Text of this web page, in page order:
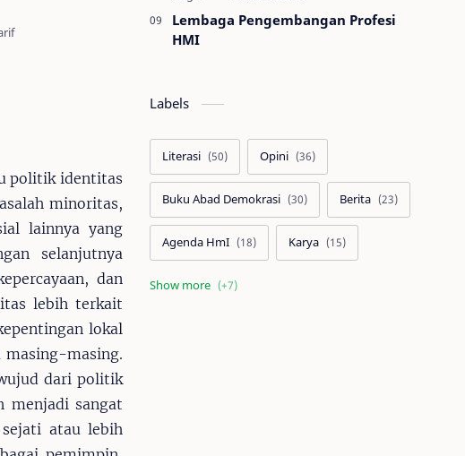
politik identitas
minoritas,
lainnya yang
selanjutnya
dan
lebih terkait
lokal
masing.
dari politik
menjadi sangat
atau lebih
Lembaga Pengembangan Profesi
HMI
Labels
Literasi Opini
Buku Abad Demokrasi Berita
Agenda HmI Karya
Buletin